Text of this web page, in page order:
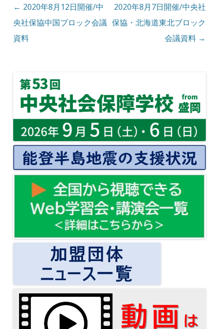
投稿ナビゲーション
← 2020年8月12日開催/中
央社保協中国ブロック会議
資料
2020年8月7日開催/中央社
保協・北海道東北ブロック
会議資料 →